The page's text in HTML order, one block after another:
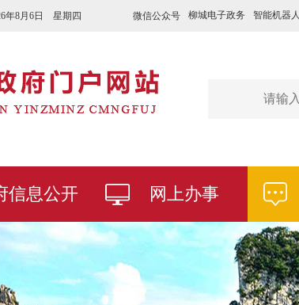
微信公众号 柳城电子政务 智能机器人
年8月6日 星期四
信息公开 网上办事